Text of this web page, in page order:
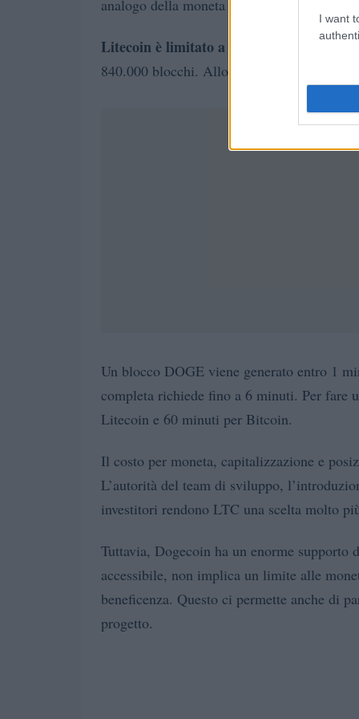
I want
analogo della moneta Litecoin.
Litecoin è limitato a 84 milioni.
840.000 blocchi. Allo stesso tempo, il
Un blocco DOGE viene generato entro 1
completa richiede fino a 6 minuti. Per fare
Litecoin e 60 minuti per Bitcoin.
Il costo per moneta, capitalizzazione e
L’autorità del team di sviluppo,
investitori rendono LTC una scelta molto
Tuttavia, Dogecoin ha un enorme
accessibile, non implica un limite alle
beneficenza. Questo ci permette anche di
progetto.